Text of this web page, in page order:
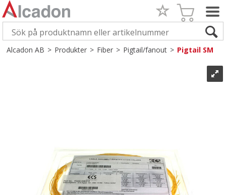
Alcadon AB>Produkter>Fiber>Pigtail/fanout>Pigtail SM